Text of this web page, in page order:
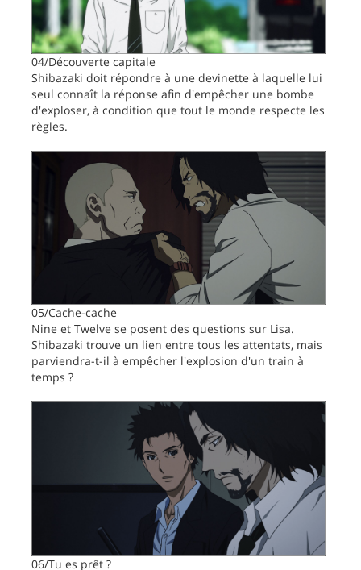
04/Découverte capitale
Shibazaki doit répondre à une devinette à laquelle lui
seul connaît la réponse afin d'empêcher une bombe
d'exploser, à condition que tout le monde respecte les
règles.
05/Cache-cache
Nine et Twelve se posent des questions sur Lisa.
Shibazaki trouve un lien entre tous les attentats, mais
parviendra-t-il à empêcher l'explosion d'un train à
temps ?
06/Tu es prêt ?